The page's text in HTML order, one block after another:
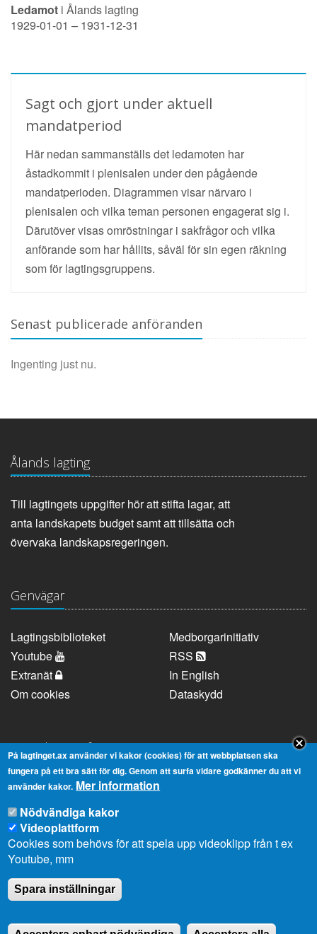
Ledamot i Ålands lagting
1929-01-01 – 1931-12-31
Sagt och gjort under aktuell
mandatperiod
Här nedan sammanställs det ledamoten har
åstadkommit i plenisalen under den pågående
mandatperioden. Diagrammen visar närvaro i
plenisalen och vilka teman personen engagerat sig i.
Därutöver visas omröstningar i sakfrågor och vilka
anförande som har hållits, såväl för sin egen räkning
som för lagtingsgruppens.
Senast publicerade anföranden
Ingenting just nu.
Ålands lagting
Till lagtingets uppgifter hör att stifta lagar, att
anta landskapets budget samt att tillsätta och
övervaka landskapsregeringen.
Genvägar
Lagtingsbiblioteket
Medborgarinitiativ
Youtube
RSS
Extranät
In English
Om cookies
Dataskydd
Kontaktuppgifter
Strandgatan 37, AX-22100 Mariehamn
Telefonnummer:
+358 18 25000
E-
post:
info@lagtinget.ax
Fler:
Kontakta lagtingets kansli
På lagtinget.ax använder vi kakor (cookies) för att webbplatsen ska
fungera på ett bra sätt för dig. Genom att surfa vidare godkänner du att vi
använder kakor. Mer information
Nödvändiga kakor
Videoplattform
Cookies som behövs för att spela upp videoklipp från t ex
Youtube, mm
Spara inställningar